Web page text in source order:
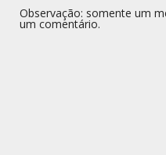
Observação: somente um
um comentário.